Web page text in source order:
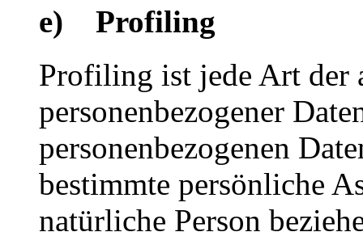
e) Profiling
Profiling ist jede Art der
personenbezogener
personenbezogenen
bestimmte persönliche
natürliche Person